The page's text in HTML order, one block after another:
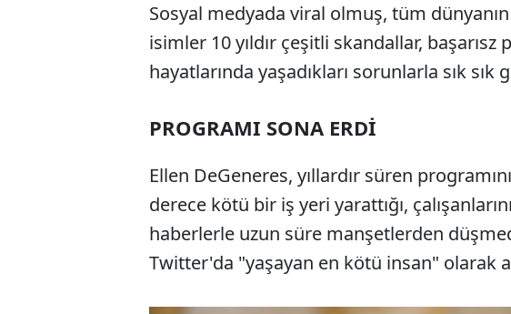
Sosyal medyada viral olmuş, tüm
isimler 10 yıldır çeşitli skandallar, başarısz
hayatlarında yaşadıkları sorunlarla sık sık
PROGRAMI SONA ERDİ
Ellen DeGeneres, yıllardır süren
derece kötü bir iş yeri yarattığı,
haberlerle uzun süre manşetlerden
Twitter'da "yaşayan en kötü insan" olarak